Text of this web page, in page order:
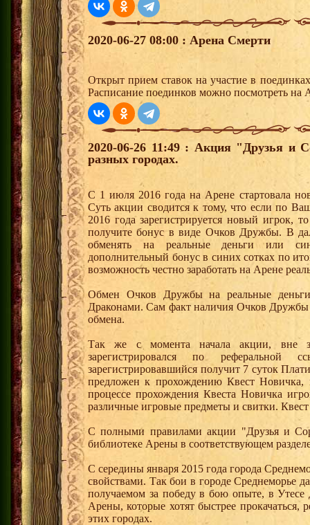
2020-06-27 08:00 : Арена Смерти
Открыт прием ставок на участие в
Расписание поединков можно посмотреть на
2020-06-26 11:49 : Акция "Друзья и
разных городах.
С 1 июля 2016 года на Арене стартовала
Суть акции сводится к тому, что если по
2016 года зарегистрируется новый
получите бонус в виде Очков Дружбы. В
обменять на реальные деньги или
дополнительный бонус в синих сотках по
возможность честно заработать на Арене
Обмен Очков Дружбы на реальные деньги
Драконами. Сам факт наличия Очков Дружбы
обмена.
Так же с момента начала акции, вне
зарегистрировался по
зарегистрировавшийся получит 7 суток
предложен к прохождению Квест
процессе прохождения Квеста Новичка
различные игровые предметы и свитки.
С полными правилами акции "Друзья и
библиотеке Арены в соответствующем
С середины января 2015 года города
свойствами. Так бои в городе Среднеморье
получаемом за победу в бою опыте, в
Арены, которые хотят быстрее прокачаться,
этих городах.